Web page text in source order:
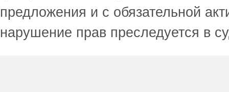
предложения и с обязательной
нарушение прав преследуется в